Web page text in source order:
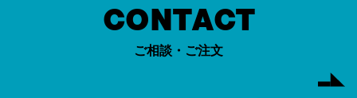
CONTACT
ご相談・ご注文